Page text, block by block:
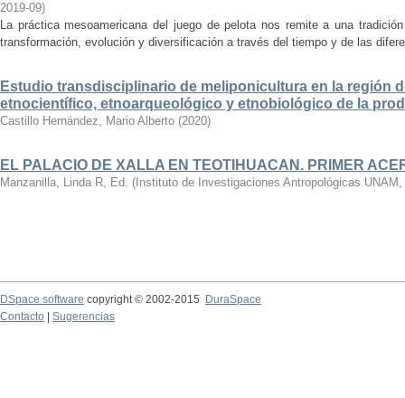
2019-09)
La práctica mesoamericana del juego de pelota nos remite a una
transformación, evolución y diversificación a través del tiempo y de las
Estudio transdisciplinario de meliponicultura en la región
etnocientífico, etnoarqueológico y etnobiológico de la
Castillo Hernández, Mario Alberto (2020)
EL PALACIO DE XALLA EN TEOTIHUACAN. PRIMER
Manzanilla, Linda R, Ed. ( Instituto de Investigaciones Antropológicas UNAM ,
DSpace software copyright © 2002-2015
DuraSpace
Contacto
Sugerencias